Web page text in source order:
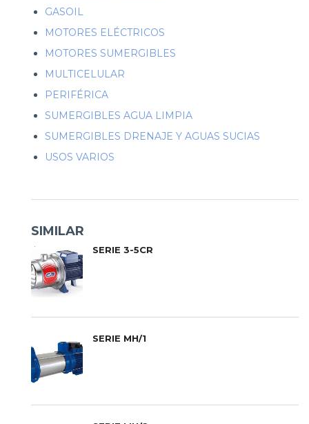
GASOIL
MOTORES ELÉCTRICOS
MOTORES SUMERGIBLES
MULTICELULAR
PERIFÉRICA
SUMERGIBLES AGUA LIMPIA
SUMERGIBLES DRENAJE Y AGUAS SUCIAS
USOS VARIOS
SIMILAR
SERIE 3-5CR
SERIE MH/1